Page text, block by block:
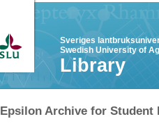
Sveriges
Swedish University of
Library
Epsilon Archive for Student